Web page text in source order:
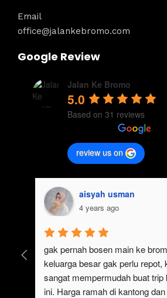
Email
office@jalankebromo.com
Google Review
Jalan Ke Bromo
5.0
Based on 31 reviews
review us on
aisyah usman
4 years ago
gak pernah bosen main ke
keluarga besar gak perlu repot,
sangat mempermudah buat trip
ini. Harga ramah di kantong